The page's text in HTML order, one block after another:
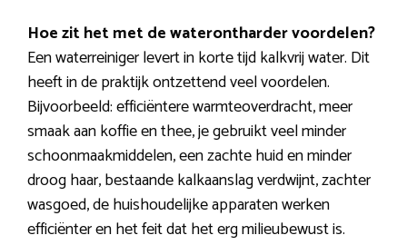
Hoe zit het met de waterontharder voordelen?
Een waterreiniger levert in korte tijd kalkvrij water. Dit
heeft in de praktijk ontzettend veel voordelen.
Bijvoorbeeld: efficiëntere warmteoverdracht, meer
smaak aan koffie en thee, je gebruikt veel minder
schoonmaakmiddelen, een zachte huid en minder
droog haar, bestaande kalkaanslag verdwijnt, zachter
wasgoed, de huishoudelijke apparaten werken
efficiënter en het feit dat het erg milieubewust is.